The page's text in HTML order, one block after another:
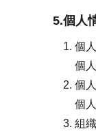
5.個人
個
個
個
個
組